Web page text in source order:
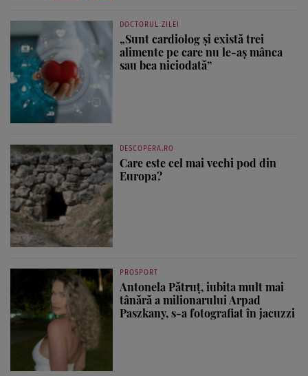
DOCTORUL ZILEI
„Sunt cardiolog și există trei
alimente pe care nu le-aș mânca
sau bea niciodată”
DESCOPERA.RO
Care este cel mai vechi pod din
Europa?
PROSPORT
Antonela Pătruț, iubita mult mai
tânără a milionarului Arpad
Paszkany, s-a fotografiat în jacuzzi